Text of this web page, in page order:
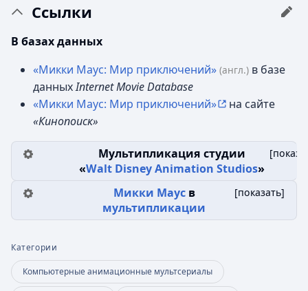
Ссылки
В базах данных
«Микки Маус: Мир приключений» (англ.) в базе
данныхInternet Movie Database
«Микки Маус: Мир приключений»
на сайте
«Кинопоиск»
[
Мультипликация студии
«Walt Disney Animation Studios»
[показать]
Микки Маусв
мультипликации
Категории
Компьютерные анимационные мультсериалы